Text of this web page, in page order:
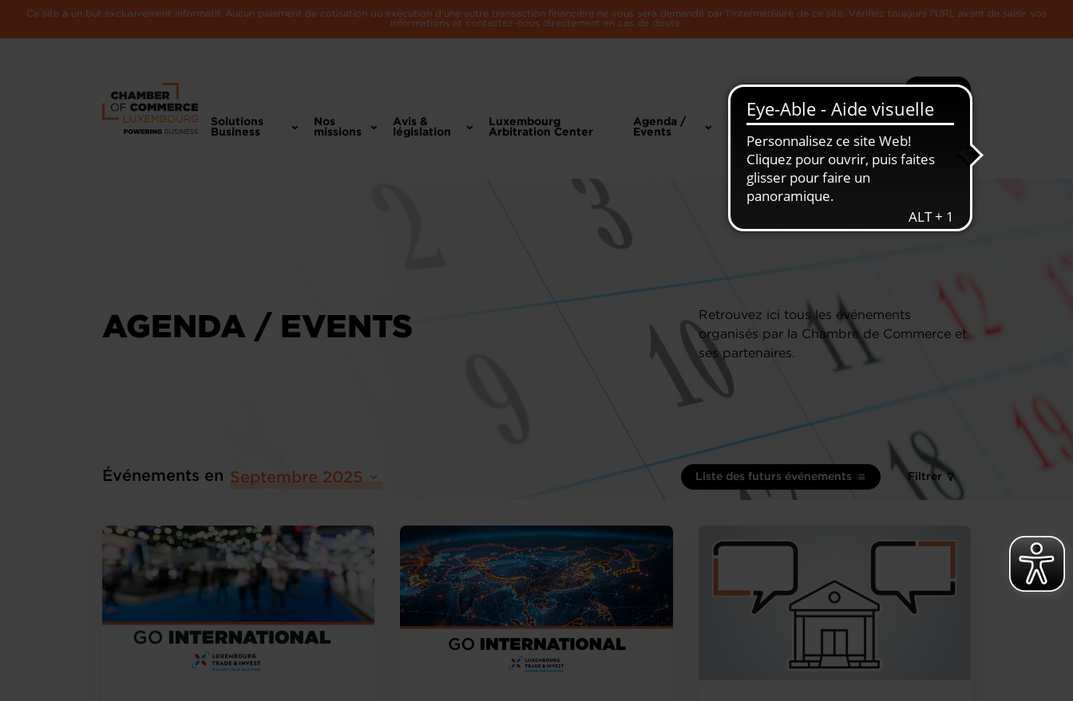
Ce site a un but exclusivement informatif. Aucun paiement de cotisation ou exécution d'une autre transaction financière ne vous sera demandé par l'intermédiaire de ce site. Vérifiez toujours l'URL avant de saisir vos
informations et contactez-nous directement en cas de doute.
Recherche Plus
Solutions
Business
Nos
missions
Avis &
législation
Luxembourg
Arbitration Center
Agenda /
Events
Toute
L'Economie
AGENDA / EVENTS
Retrouvez ici tous les événements
organisés par la Chambre de Commerce et
ses partenaires.
Événements en Septembre 2025 Liste des futurs événements Filtrer